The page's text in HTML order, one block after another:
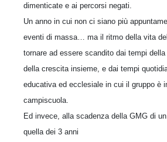
dimenticate e ai percorsi negati.
Un anno in cui non ci siano più
eventi di massa… ma il ritmo della vita
tornare ad essere scandito dai tempi
della crescita insieme, e dai tempi
educativa ed ecclesiale in cui il gruppo è
campiscuola.
Ed invece, alla scadenza della GMG di
quella dei 3 anni